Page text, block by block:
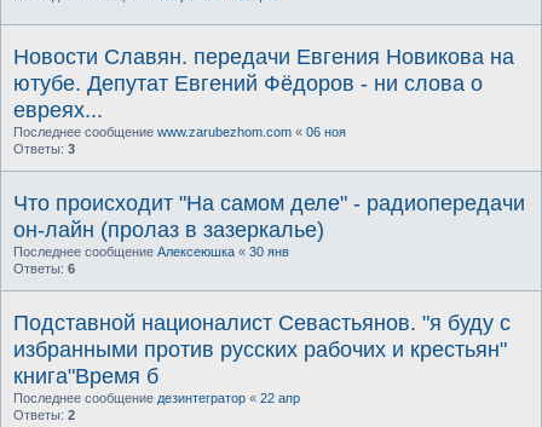
Новости Славян. передачи Евгения Новикова на
ютубе. Депутат Евгений Фёдоров - ни слова о
евреях...
Последнее сообщение www.zarubezhom.com « 06 ноя
Ответы: 3
Что происходит "На самом деле" - радиопередачи
он-лайн (пролаз в зазеркалье)
Последнее сообщение Алексеюшка « 30 янв
Ответы: 6
Подставной националист Севастьянов. "я буду с
избранными против русских рабочих и крестьян"
книга"Время б
Последнее сообщение дезинтегратор « 22 апр
Ответы: 2